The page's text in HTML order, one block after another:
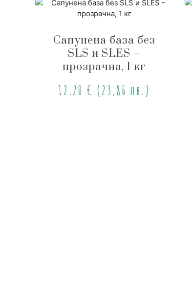
Сапунена база без
SLS и SLES –
прозрачна, 1 кг
12,20 € (23,86 лв.)